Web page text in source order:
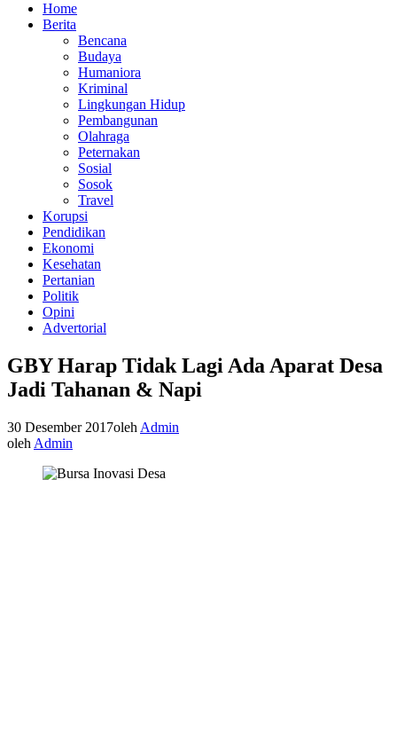
Home
Berita
Bencana
Budaya
Humaniora
Kriminal
Lingkungan Hidup
Pembangunan
Olahraga
Peternakan
Sosial
Sosok
Travel
Korupsi
Pendidikan
Ekonomi
Kesehatan
Pertanian
Politik
Opini
Advertorial
GBY Harap Tidak Lagi Ada Aparat Desa
Jadi Tahanan & Napi
30 Desember 2017oleh Admin
oleh Admin